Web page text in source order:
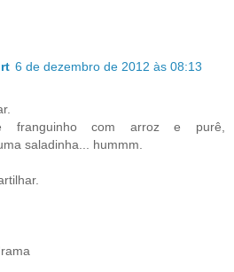
6 de dezembro de 2012 às 08:13
franguinho com arroz e purê,
saladinha... hummm.